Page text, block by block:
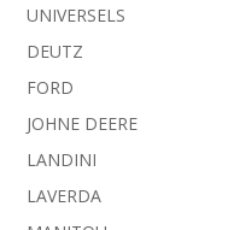
UNIVERSELS
DEUTZ
FORD
JOHNE DEERE
LANDINI
LAVERDA